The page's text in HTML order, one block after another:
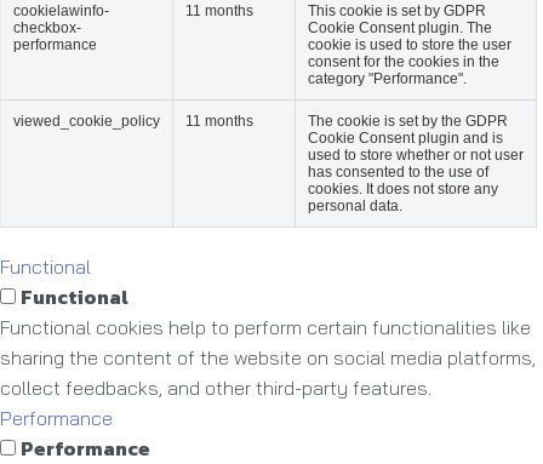
cookielawinfo-
checkbox-
performance
11 months
This cookie is set by GDPR
Cookie Consent plugin. The
cookie is used to store the user
consent for the cookies in the
category "Performance".
viewed_cookie_policy 11 months
The cookie is set by the GDPR
Cookie Consent plugin and is
used to store whether or not user
has consented to the use of
cookies. It does not store any
personal data.
Functional
Functional
Functional cookies help to perform certain functionalities like
sharing the content of the website on social media platforms,
collect feedbacks, and other third-party features.
Performance
Performance